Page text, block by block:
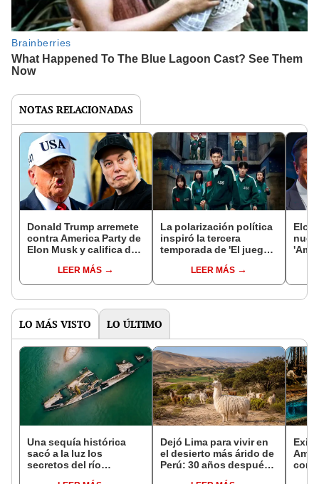
NOTAS RELACIONADAS
Donald Trump arremete
contra America Party de
Elon Musk y califica de
partido político: “No va
a funcionar"
LEER MÁS
La polarización política
inspiró la tercera
temporada de 'El juego
LEER MÁS
Elon
LO MÁS VISTO LO ÚLTIMO
Una sequía histórica
sacó a la luz los
secretos del río
Dejó Lima para vivir en
el desierto más árido de
Perú: 30 años después,